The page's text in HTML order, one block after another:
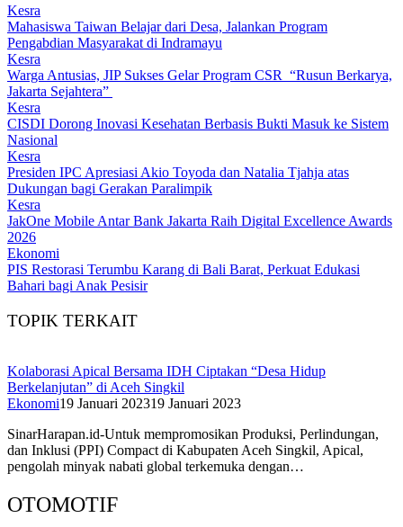
Kesra
Mahasiswa Taiwan Belajar dari Desa, Jalankan Program
Pengabdian Masyarakat di Indramayu
Kesra
Warga Antusias, JIP Sukses Gelar Program CSR “Rusun Berkarya,
Jakarta Sejahtera”
Kesra
CISDI Dorong Inovasi Kesehatan Berbasis Bukti Masuk ke Sistem
Nasional
Kesra
Presiden IPC Apresiasi Akio Toyoda dan Natalia Tjahja atas
Dukungan bagi Gerakan Paralimpik
Kesra
JakOne Mobile Antar Bank Jakarta Raih Digital Excellence Awards
2026
Ekonomi
PIS Restorasi Terumbu Karang di Bali Barat, Perkuat Edukasi
Bahari bagi Anak Pesisir
TOPIK TERKAIT
Kolaborasi Apical Bersama IDH Ciptakan “Desa Hidup
Berkelanjutan” di Aceh Singkil
Ekonomi19 Januari 202319 Januari 2023
SinarHarapan.id-Untuk mempromosikan Produksi, Perlindungan,
dan Inklusi (PPI) Compact di Kabupaten Aceh Singkil, Apical,
pengolah minyak nabati global terkemuka dengan…
OTOMOTIF